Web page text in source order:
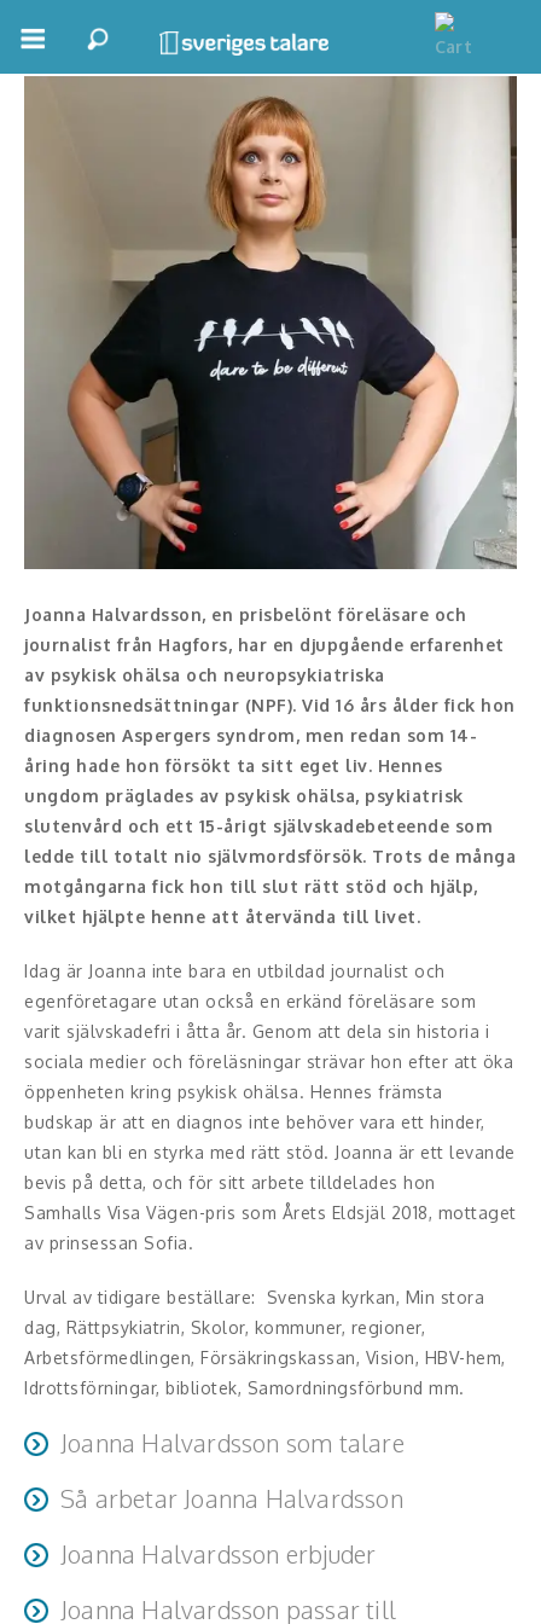
Inspirerande Föreläsare
Personlig utveckling, målsättning
Life Stories & Trivsel
Keynote
Moderator, konferencier
Workshopledare, facilitator
Radio och TV-profiler
Underhållning och event
Event
Humoristiska föredrag
Komiker
Konst
Middagsunderhållning
Musiker
Something a Little Different
Affärsnytta
Effektivitet, framgång
Framtid, trender
Försäljning, marknadsföring, service,
organisationsutveckling
Joanna Halvardsson
Joanna Halvardsson, en prisbelönt föreläsare och
journalist från Hagfors, har en djupgående erfarenhet
av psykisk ohälsa och neuropsykiatriska
funktionsnedsättningar (NPF). Vid 16 års ålder fick hon
diagnosen Aspergers syndrom, men redan som 14-
åring hade hon försökt ta sitt eget liv. Hennes
ungdom präglades av psykisk ohälsa, psykiatrisk
slutenvård och ett 15-årigt självskadebeteende som
ledde till totalt nio självmordsförsök. Trots de många
motgångarna fick hon till slut rätt stöd och hjälp,
vilket hjälpte henne att återvända till livet.
Idag är Joanna inte bara en utbildad journalist och
egenföretagare utan också en erkänd föreläsare som
varit självskadefri i åtta år. Genom att dela sin historia i
sociala medier och föreläsningar strävar hon efter att öka
öppenheten kring psykisk ohälsa. Hennes främsta
budskap är att en diagnos inte behöver vara ett hinder,
utan kan bli en styrka med rätt stöd. Joanna är ett levande
bevis på detta, och för sitt arbete tilldelades hon
Samhalls Visa Vägen-pris som Årets Eldsjäl 2018, mottaget
av prinsessan Sofia.
Urval av tidigare beställare: Svenska kyrkan, Min stora
dag, Rättpsykiatrin, Skolor, kommuner, regioner,
Arbetsförmedlingen, Försäkringskassan, Vision, HBV-hem,
Idrottsförningar, bibliotek, Samordningsförbund mm.
Joanna Halvardsson som talare
Joanna fångar åhörarnas uppmärksamhet med sina
gripande och informativa föreläsningar, som även
innehåller mycket humor. Deltagare har beskrivit hennes
föreläsningar som en upplevelse där man både skrattar,
gråter och får ett nytt perspektiv på livet.
Så arbetar Joanna Halvardsson
Om uppdragsgivaren önskas så kan ett planeringsmöte
ske per telefon eller videosamtal innan föreläsningen.
Joanna Halvardsson erbjuder
Joanna erbjuder föreläsningar som anpassas efter
Joanna Halvardsson passar till